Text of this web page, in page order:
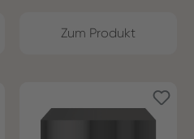
Zum Produkt